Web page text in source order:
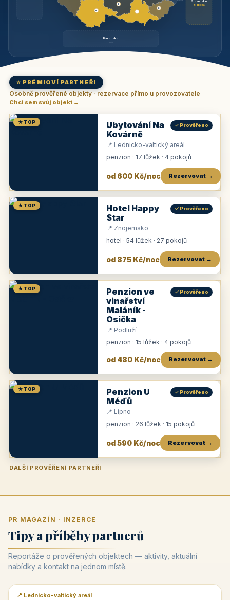
Slovensko
6 objektů
Rakousko
brzy
9
2
11
6
⭐ PRÉMIOVÍ PARTNEŘI
Osobně prověřené objekty · rezervace přímo u provozovatele
Chci sem svůj objekt →
★ TOP
Ubytování Na
Kovárně
✓ Prověřeno
📍 Lednicko-valtický areál
penzion · 17 lůžek · 4 pokojů
od 600 Kč/noc Rezervovat →
★ TOP
Hotel Happy
Star
✓ Prověřeno
📍 Znojemsko
hotel · 54 lůžek · 27 pokojů
od 875 Kč/noc Rezervovat →
★ TOP
Penzion ve
vinařství
Maláník -
Osička
✓ Prověřeno
📍 Podluží
penzion · 15 lůžek · 4 pokojů
od 480 Kč/noc Rezervovat →
★ TOP
Penzion U
Méďů
✓ Prověřeno
📍 Lipno
penzion · 26 lůžek · 15 pokojů
od 590 Kč/noc Rezervovat →
DALŠÍ PROVĚŘENÍ PARTNEŘI
Penzion U Zámku Pension Faber
PR MAGAZÍN · INZERCE
Tipy a příběhy partnerů
Reportáže o prověřených objektech — aktivity, aktuální
nabídky a kontakt na jednom místě.
📰 PR článek
📍 Lednicko-valtický areál